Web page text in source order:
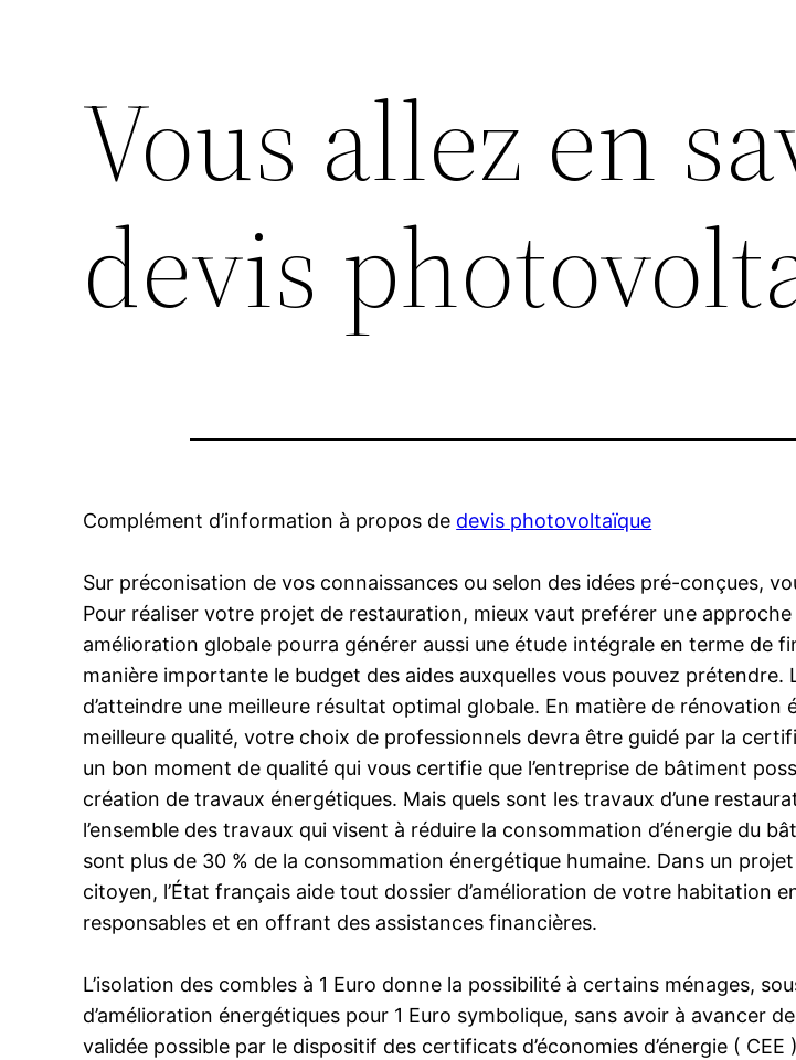
Vous allez en
devis
Complément d’information à propos de devis photovoltaïque
Sur préconisation de vos connaissances ou selon des idées pré-conçues,
Pour réaliser votre projet de restauration, mieux vaut preférer une approche
amélioration globale pourra générer aussi une étude intégrale en terme de
manière importante le budget des aides auxquelles vous pouvez
d’atteindre une meilleure résultat optimal globale. En matière de
meilleure qualité, votre choix de professionnels devra être guidé par la
un bon moment de qualité qui vous certifie que l’entreprise de bâtiment
création de travaux énergétiques. Mais quels sont les travaux d’une
l’ensemble des travaux qui visent à réduire la consommation d’énergie du
sont plus de 30 % de la consommation énergétique humaine. Dans un
citoyen, l’État français aide tout dossier d’amélioration de votre habitation
responsables et en offrant des assistances financières.
L’isolation des combles à 1 Euro donne la possibilité à certains ménages,
d’amélioration énergétiques pour 1 Euro symbolique, sans avoir à avancer
validée possible par le dispositif des certificats d’économies d’énergie (